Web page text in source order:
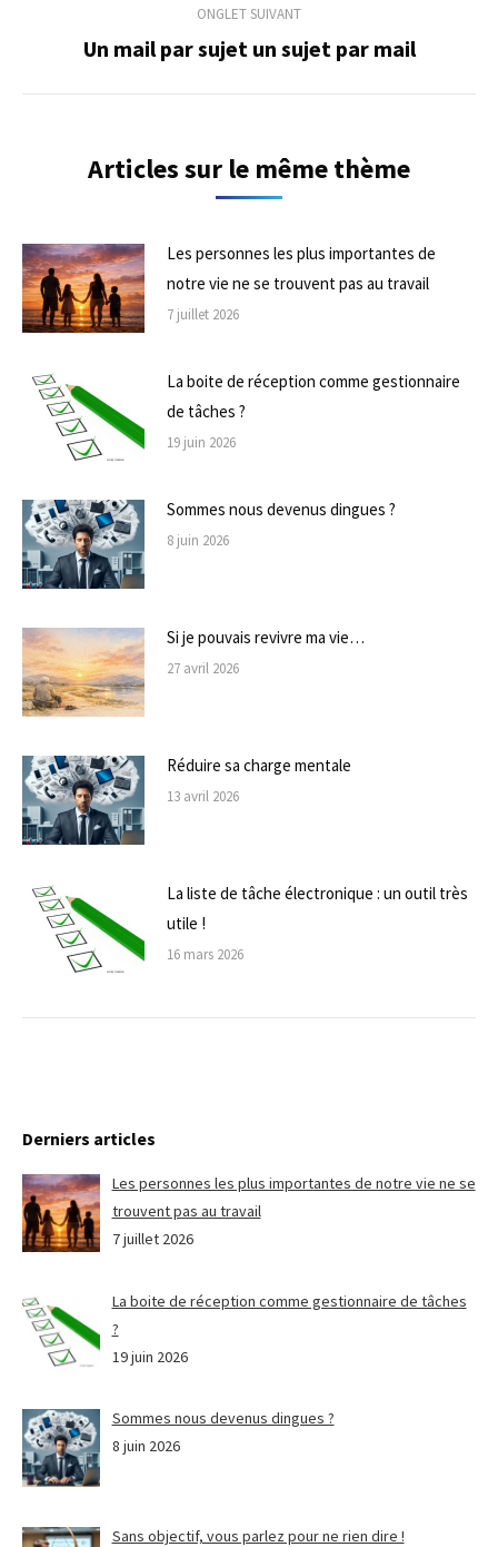
ONGLET SUIVANT
Onglet
Un mail par sujet un sujet par mail
Articles sur le même thème
Les personnes les plus importantes de
notre vie ne se trouvent pas au travail
7 juillet 2026
La boite de réception comme gestionnaire
de tâches ?
19 juin 2026
Sommes nous devenus dingues ?
8 juin 2026
Si je pouvais revivre ma vie…
27 avril 2026
Réduire sa charge mentale
13 avril 2026
La liste de tâche électronique : un outil très
utile !
16 mars 2026
Derniers articles
Les personnes les plus importantes de notre vie ne se
trouvent pas au travail
7 juillet 2026
La boite de réception comme gestionnaire de tâches
?
19 juin 2026
Sommes nous devenus dingues ?
8 juin 2026
Sans objectif, vous parlez pour ne rien dire !